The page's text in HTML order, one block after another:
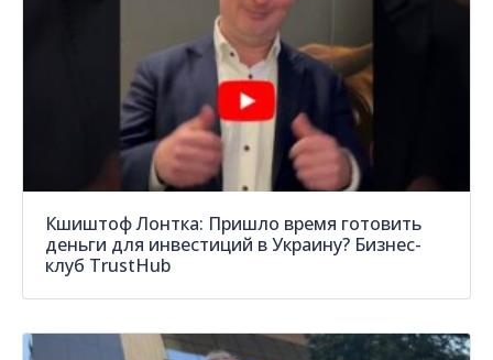
Кшиштоф Лонткa: Пришло время готовить
деньги для инвестиций в Украину? Бизнес-
клуб TrustHub